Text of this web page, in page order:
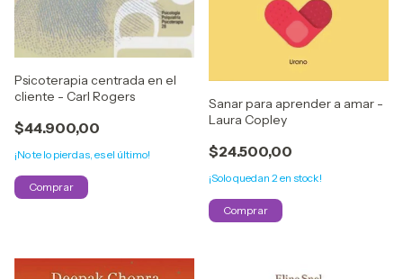
Psicoterapia centrada en el
cliente - Carl Rogers
$44.900,00
¡No te lo pierdas, es el último!
Sanar para aprender a amar -
Laura Copley
$24.500,00
¡Solo quedan 2en stock!